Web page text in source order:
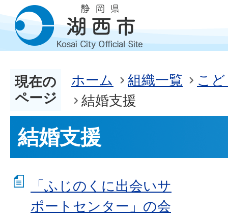
現在の
ページ
ホーム 組織一覧
こ
結婚支援
結婚支援
「ふじのくに出会いサ
ポートセンター」の会